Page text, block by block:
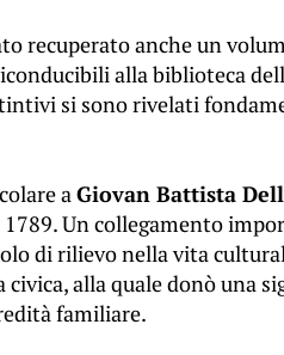
recuperato anche un
alla biblioteca
si sono rivelati
aGiovan Battista
Un collegamento
di rilievo nella vita
alla quale donò una
familiare.